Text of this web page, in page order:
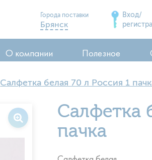
Города поставки
Брянск
Сельцо
Почеп
Вход/
О компании Полезное
Салфетка белая 70 л Россия 1
Салфетка
пачка
Салфетка белая